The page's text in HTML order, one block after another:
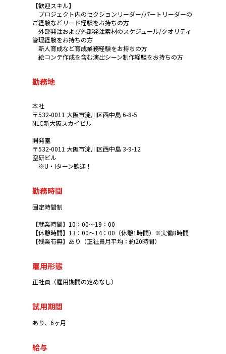
【歓迎スキル】
プロジェクト内のセクションリーダー/パートリーダーの
ご経験などリード経験をお持ちの方
外部発注および外部発注素材のスケジュール/クオリティ
管理経験をお持ちの方
新人育成など育成業務経験をお持ちの方
絵コンテ作成を含む演出シーン制作経験をお持ちの方
勤務地
本社
〒532-0011 大阪市淀川区西中島 6-8-5
NLC新大阪スカイビル
開発室
〒532-0011 大阪市淀川区西中島 3-9-12
空研ビル
※U・Iターン歓迎！
勤務時間
固定時間制
【就業時間】10：00～19：00
【休憩時間】13：00～14：00（休憩1時間）※実働8時間
【残業有無】あり（正社員月平均：約20時間）
雇用形態
正社員（雇用期間の定めなし）
試用期間
あり、6ヶ月
給与